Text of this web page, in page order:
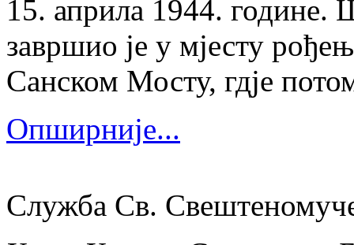
15. априла 1944. године.
завршио је у мјесту
Санском Мосту, гдје
Опширније...
Служба Св.